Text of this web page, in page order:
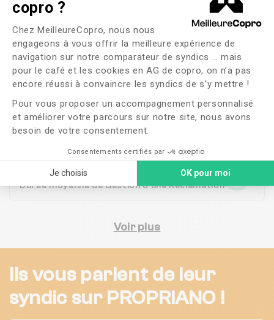
copro ?
Plateforme de Gestion du
Chez MeilleureCopro, nous nous
engageons à vous offrir la meilleure expérience de
navigation sur notre comparateur de syndics … mais
pour le café et les cookies en AG de copro, on n’a pas
encore réussi à convaincre les syndics de s’y mettre !
Pour vous proposer un accompagnement personnalisé
et améliorer votre parcours sur notre site, nous avons
besoin de votre consentement.
Consentements certifiés par
Je choisis OK pour moi
Axeptio consent
87
Copropriétés engestion
100%
Satisfaction deshabitants
2 jours
Durée moyenne de Gestion d'une Réclamation
Voir plus
Ils vous parlent de leur
syndic sur PROPRIANO !